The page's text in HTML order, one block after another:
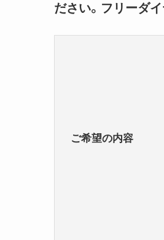
ださい。フリーダ
ご希望の内容